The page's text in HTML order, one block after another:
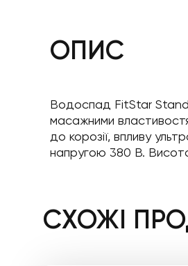
ОПИС
Водоспад FitStar
масажними
до корозії, впливу
напругою 380 В.
СХОЖІ